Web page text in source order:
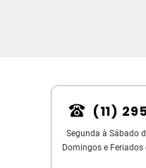
(11)
Segunda à Sábado
Domingos e